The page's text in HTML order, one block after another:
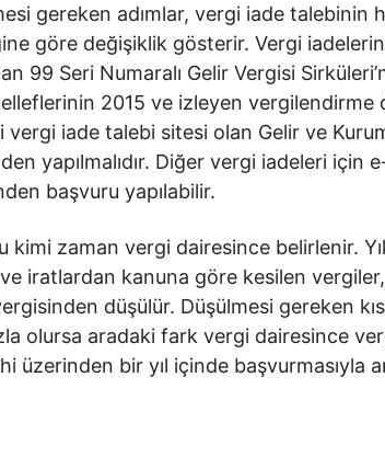
gereken adımlar, vergi iade talebinin
göre değişiklik gösterir. Vergi
99 Seri Numaralı Gelir Vergisi
2015 ve izleyen vergilendirme
iade talebi sitesi olan Gelir ve
yapılmalıdır. Diğer vergi iadeleri için
başvuru yapılabilir.
zaman vergi dairesince belirlenir.
iratlardan kanuna göre kesilen
düşülür. Düşülmesi gereken
olursa aradaki fark vergi dairesince
üzerinden bir yıl içinde başvurmasıyla